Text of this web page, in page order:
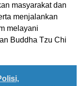
masyarakat dan
menjalankan
melayani
Buddha Tzu Chi